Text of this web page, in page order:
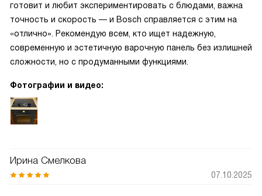
готовит и любит экспериментировать с блюдами, важна
точность и скорость — и Bosch справляется с этим на
«отлично». Рекомендую всем, кто ищет надежную,
современную и эстетичную варочную панель без излишней
сложности, но с продуманными функциями.
Фотографии и видео:
Ирина Смелкова
07.10.2025